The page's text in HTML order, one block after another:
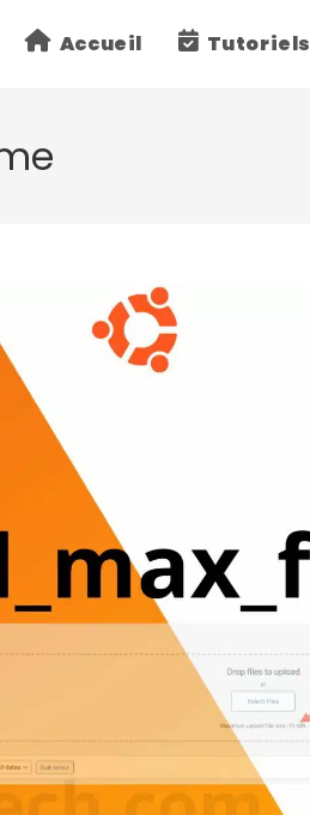
Accueil Tutoriels